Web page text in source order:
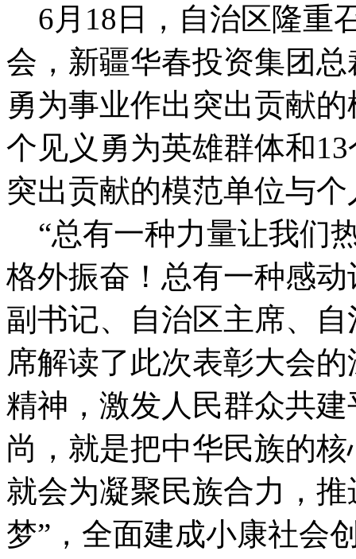
6月18日，自治区隆重
会，新疆华春投资集团
勇为事业作出突出贡献
个见义勇为英雄群体和
突出贡献的模范单位与
“总有一种力量让我们
格外振奋！总有一种感
副书记、自治区主席、
席解读了此次表彰大会
精神，激发人民群众共
尚，就是把中华民族的
就会为凝聚民族合力，
梦”，全面建成小康社会